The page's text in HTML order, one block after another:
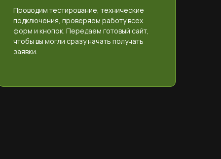
Проводим тестирование, технические
подключения, проверяем работу всех
форм и кнопок. Передаем готовый сайт,
чтобы вы могли сразу начать получать
заявки.